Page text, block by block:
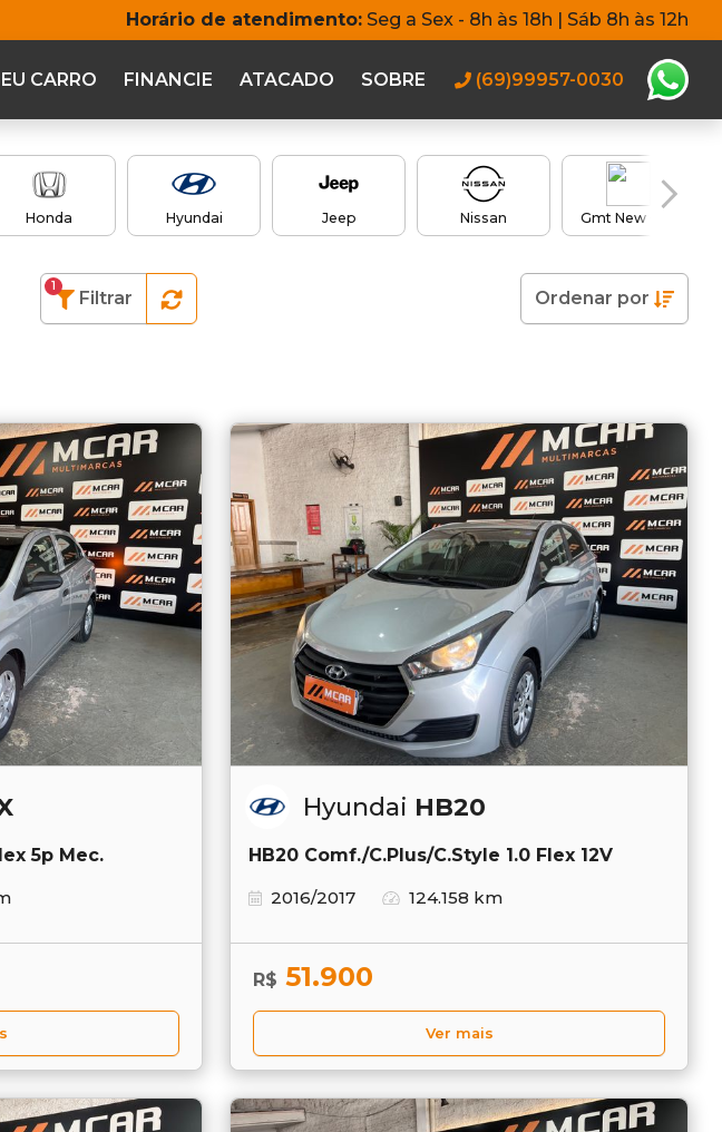
Horário de atendimento: Seg a Sex - 8h às 18h | Sáb 8h às 12h
CARRO FINANCIE ATACADO SOBRE (69)99957-0030
Honda Hyundai Jeep Nissan Gmt New City
Filtrar
1
Ordenar por
5p Mec.
Hyundai HB20
HB20 Comf./C.Plus/C.Style 1.0 Flex 12V
2016/2017
124.158 km
R$ 51.900
Ver mais